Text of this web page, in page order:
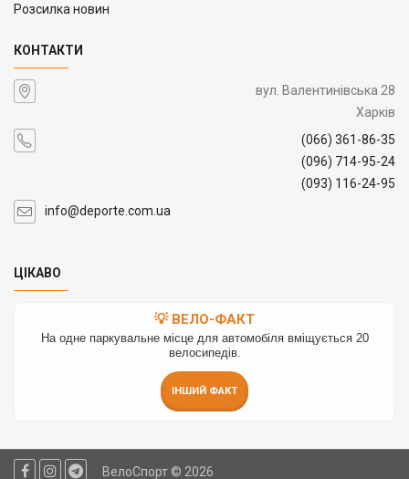
Розсилка новин
КОНТАКТИ
вул. Валентинівська 28
Харків
(066) 361-86-35
(096) 714-95-24
(093) 116-24-95
info@deporte.com.ua
ЦІКАВО
💡 ВЕЛО-ФАКТ
На одне паркувальне місце для автомобіля вміщується 20
велосипедів.
ІНШИЙ ФАКТ
ВелоСпорт © 2026